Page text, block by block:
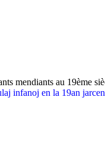
mendiants au 19ème
infanoj en la 19an